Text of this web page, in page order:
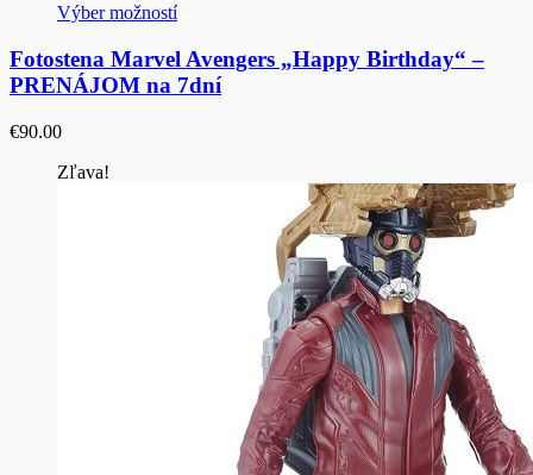
Výber možností
Fotostena Marvel Avengers „Happy Birthday“ –
PRENÁJOM na 7dní
€90.00
Zľava!